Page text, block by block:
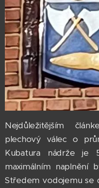
Nejdůležitějším
plechový válec o
Kubatura nádrže je
maximálním naplnění
Středem vodojemu se